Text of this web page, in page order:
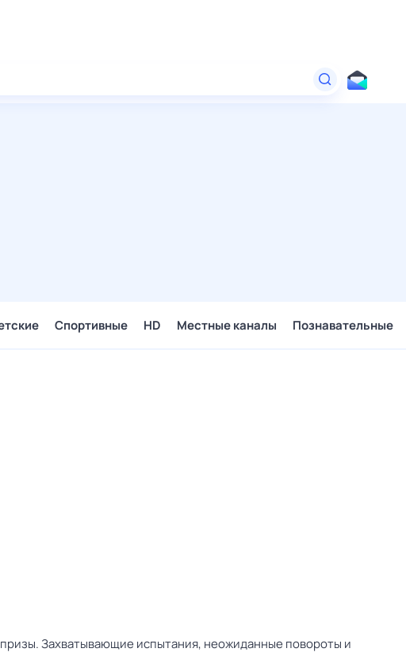
Спортивные HD Местные каналы Познавательные
Захватывающие испытания, неожиданные повороты и